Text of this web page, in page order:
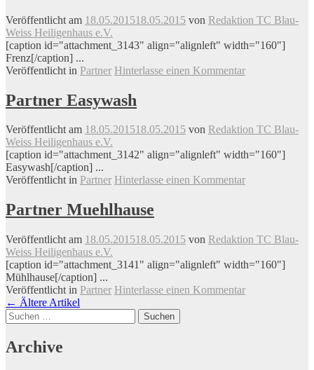
Veröffentlicht am 18.05.201518.05.2015 von Redaktion TC Blau-
Weiss Heiligenhaus e.V.
[caption id="attachment_3143" align="alignleft" width="160"]
Frenz[/caption] ...
Veröffentlicht in Partner Hinterlasse einen Kommentar
Partner Easywash
Veröffentlicht am 18.05.201518.05.2015 von Redaktion TC Blau-
Weiss Heiligenhaus e.V.
[caption id="attachment_3142" align="alignleft" width="160"]
Easywash[/caption] ...
Veröffentlicht in Partner Hinterlasse einen Kommentar
Partner Muehlhause
Veröffentlicht am 18.05.201518.05.2015 von Redaktion TC Blau-
Weiss Heiligenhaus e.V.
[caption id="attachment_3141" align="alignleft" width="160"]
Mühlhause[/caption] ...
Veröffentlicht in Partner Hinterlasse einen Kommentar
Beitrags-
Navigation
← Ältere Artikel
Suchen
nach:
Archive